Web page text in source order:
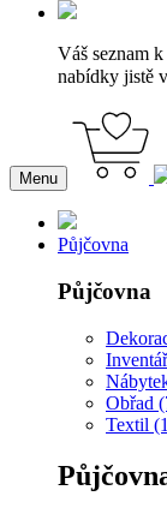
Váš seznam
nabídky jistě
Menu
Půjčovna
Půjčovna
Obřad
Textil